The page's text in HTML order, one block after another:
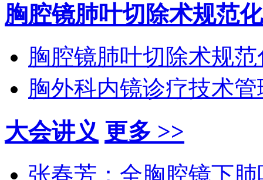
胸腔镜肺叶切除术规范化
胸腔镜肺叶切除术规
胸外科内镜诊疗技术
大会讲义 更多 >>
张春芳：全胸腔镜下